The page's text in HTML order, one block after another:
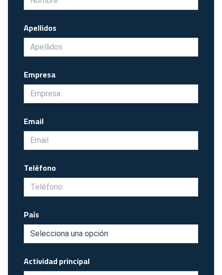
Apellidos
Empresa
Email
Teléfono
País
Actividad principal